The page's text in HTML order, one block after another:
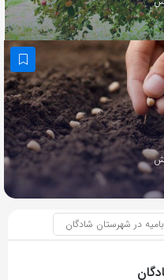
در شهرستان شادگان